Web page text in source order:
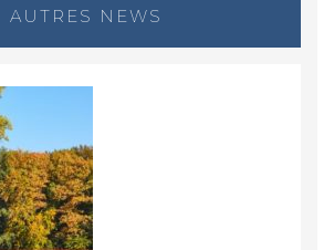
AUTRES NEWS